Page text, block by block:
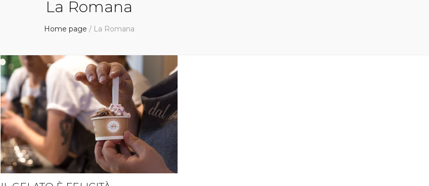
La Romana
Home page / La Romana